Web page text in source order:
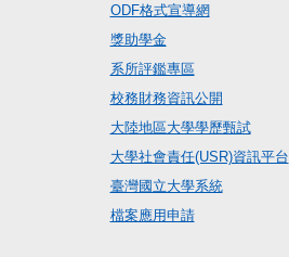
ODF格式宣導網
獎助學金
系所評鑑專區
校務財務資訊公開
大陸地區大學學歷甄試
大學社會責任(USR)資訊平台
臺灣國立大學系統
檔案應用申請